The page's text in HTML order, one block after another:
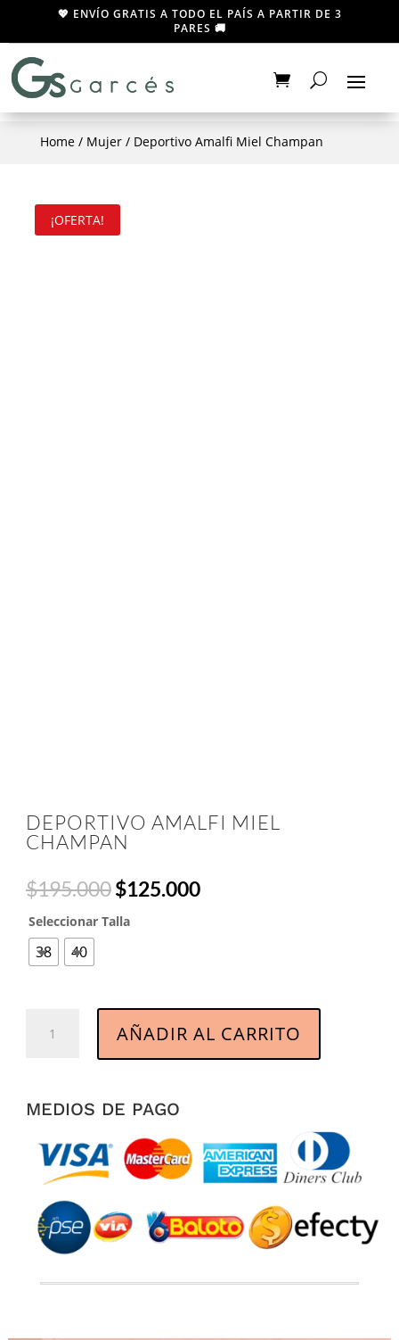
💖 ENVÍO GRATIS A TODO EL PAÍS A PARTIR DE 3
PARES 🚚
Home/ Mujer/ Deportivo Amalfi Miel Champan
¡OFERTA!
DEPORTIVO AMALFI MIEL
CHAMPAN
$195.000Original
was:
$125.000Current
Seleccionar Talla
38 40
Amalfi
cantidad
AÑADIR AL CARRITO
MEDIOS DE PAGO